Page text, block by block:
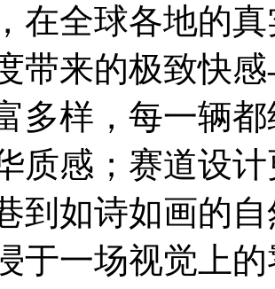
在全球各地的
带来的极致快
多样，每一辆
质感；赛道设
到如诗如画的
于一场视觉上